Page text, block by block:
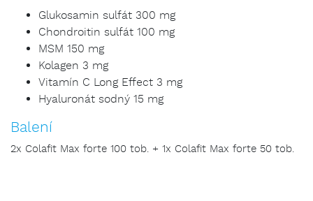
Glukosamin sulfát 300 mg
Chondroitin sulfát 100 mg
MSM 150 mg
Kolagen 3 mg
Vitamín C Long Effect 3 mg
Hyaluronát sodný 15 mg
Balení
2x Colafit Max forte 100 tob. + 1x Colafit Max forte 50 tob.